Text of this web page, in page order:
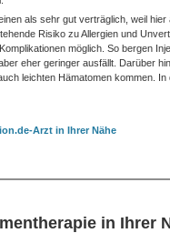
als sehr gut verträglich, weil
Risiko zu Allergien und
möglich. So bergen
eher geringer ausfällt. Darüber
leichten Hämatomen kommen.
Arzt in Ihrer Nähe
in Ihrer